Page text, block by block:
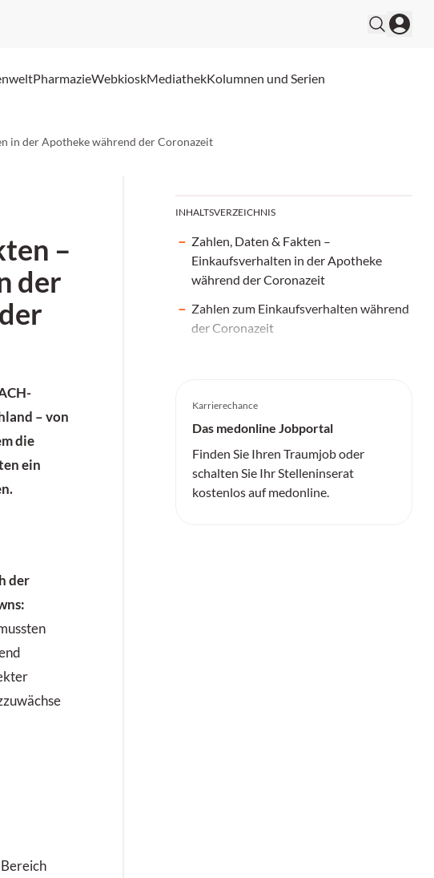
PharmazieWebkioskMediathekKolumnen und Serien
in der Apotheke während der Coronazeit
–
der
– von
die
ein
der
INHALTSVERZEICHNIS
Zahlen, Daten & Fakten –
Einkaufsverhalten in der Apotheke
während der Coronazeit
Zahlen zum Einkaufsverhalten während
der Coronazeit
Karrierechance
Das medonline Jobportal
Finden Sie Ihren Traumjob oder
schalten Sie Ihr Stelleninserat
kostenlos auf medonline.